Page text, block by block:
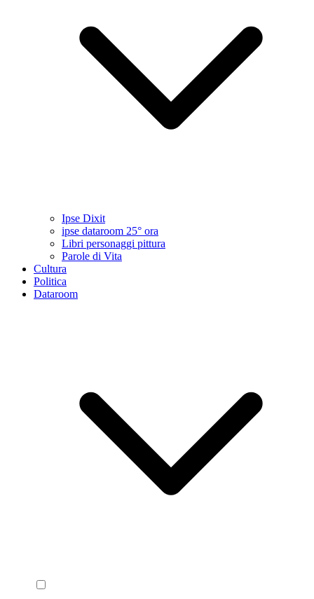
Ipse Dixit
ipse dataroom 25° ora
Libri personaggi pittura
Parole di Vita
Cultura
Politica
Dataroom